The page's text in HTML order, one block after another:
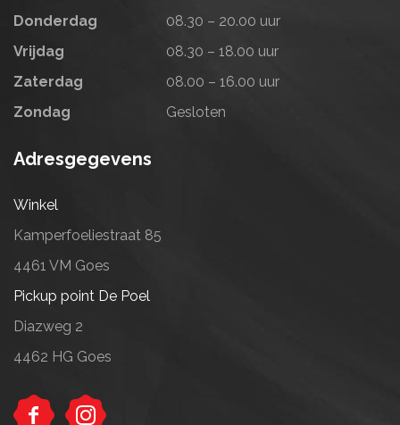
Donderdag
08.30 – 20.00 uur
Vrijdag
08.30 – 18.00 uur
Zaterdag
08.00 – 16.00 uur
Zondag
Gesloten
Adresgegevens
Winkel
Kamperfoeliestraat 85
4461 VM Goes
Pickup point De Poel
Diazweg 2
4462 HG Goes